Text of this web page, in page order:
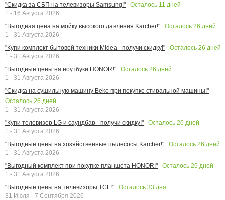
"Скидка за СБП на телевизоры Samsung!"
Осталось 11 дней
1 - 16 Августа 2026
"Выгодная цена на мойку высокого давления Karcher!"
Осталось 26 дней
1 - 31 Августа 2026
"Купи комплект бытовой техники Midea - получи скидку!"
Осталось 26 дней
1 - 31 Августа 2026
"Выгодные цены на ноутбуки HONOR!"
Осталось 26 дней
1 - 31 Августа 2026
"Скидка на сушильную машину Beko при покупке стиральной машины!"
Осталось 26 дней
1 - 31 Августа 2026
"Купи телевизор LG и саундбар - получи скидку!"
Осталось 26 дней
1 - 31 Августа 2026
"Выгодные цены на хозяйственные пылесосы Karcher!"
Осталось 26 дней
1 - 31 Августа 2026
"Выгодный комплект при покупке планшета HONOR!"
Осталось 26 дней
1 - 31 Августа 2026
"Выгодные цены на телевизоры TCL!"
Осталось 33 дня
31 Июля - 7 Сентября 2026